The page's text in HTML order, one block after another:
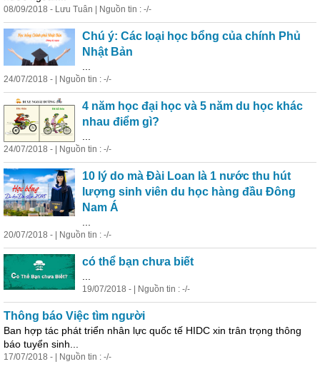
08/09/2018 - Lưu Tuân | Nguồn tin : -/-
Chú ý: Các loại học bổng của chính Phủ
Nhật Bản
24/07/2018 - | Nguồn tin : -/-
4 năm học đại học và 5 năm du học khác
nhau điểm gì?
24/07/2018 - | Nguồn tin : -/-
10 lý do mà Đài Loan là 1 nước thu hút
lượng sinh viên du học hàng đầu Đông
Nam Á
20/07/2018 - | Nguồn tin : -/-
có thể bạn chưa biết
19/07/2018 - | Nguồn tin : -/-
Thông báo Việc tìm người
Ban hợp tác phát triển nhân lực quốc tế HIDC xin trân trọng thông
báo tuyển sinh...
17/07/2018 - | Nguồn tin : -/-